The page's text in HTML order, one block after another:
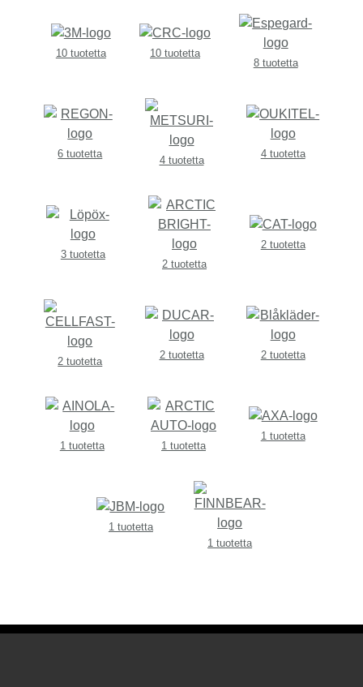
10 tuotetta
10 tuotetta
8 tuotetta
6 tuotetta
4 tuotetta
4 tuotetta
3 tuotetta
2 tuotetta
2 tuotetta
2 tuotetta
2 tuotetta 2 tuotetta
1 tuotetta 1 tuotetta
1 tuotetta
1 tuotetta
1 tuotetta